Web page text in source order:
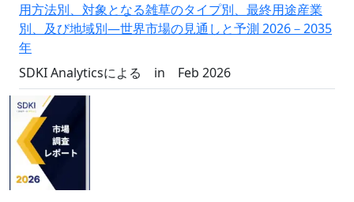
用方法別、対象となる雑草のタイプ別、最終用途産業
別、及び地域別―世界市場の見通しと予測 2026－2035
年
SDKI Analyticsによる
in Feb 2026